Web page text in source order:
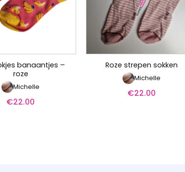
banaantjes –
roze
Michelle
€22.00
Roze strepen sokken
Michelle
€22.00